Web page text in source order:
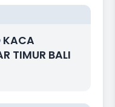
KACA
TIMUR BALI